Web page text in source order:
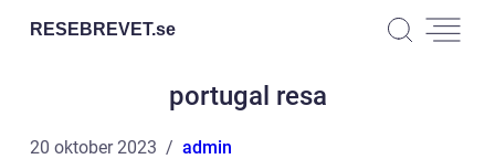
RESEBREVET.se
portugal resa
20 oktober 2023 admin